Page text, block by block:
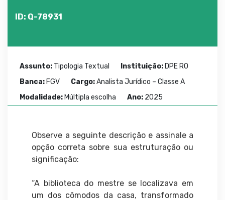
ID: Q-78931
Assunto: Tipologia Textual Instituição: DPE RO
Banca: FGV Cargo:Analista Jurídico – Classe A
Modalidade: Múltipla escolha Ano: 2025
Observe a seguinte descrição e assinale a
opção correta sobre sua estruturação ou
significação:
“A biblioteca do mestre se localizava em
um dos cômodos da casa, transformado